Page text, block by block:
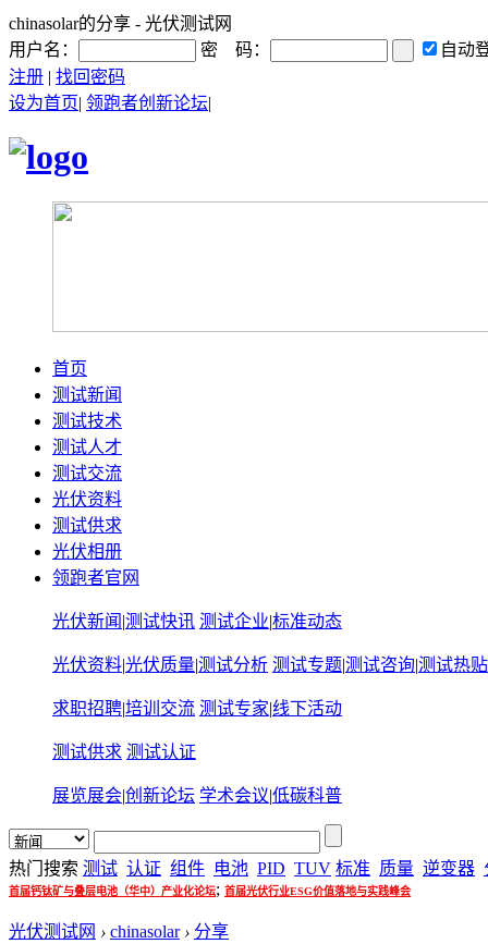
chinasolar的分享 - 光伏测试网
用户名：
密 码：
自动
注册 | 找回密码
设为首页| 领跑者创新论坛|
首页
测试新闻
测试技术
测试人才
测试交流
光伏资料
测试供求
光伏相册
领跑者官网
光伏新闻 |测试快讯 测试企业|标准动态
光伏资料|光伏质量|测试分析 测试专题|测试咨询|测试热贴
求职招聘|培训交流 测试专家|线下活动
测试供求 测试认证
展览展会|创新论坛 学术会议|低碳科普
热门搜索 测试 认证 组件 电池 PID TUV 标准 质量 逆变器
首届钙钛矿与叠层电池（华中）产业化论坛; 首届光伏行业ESG价值落地与实践峰会
光伏测试网 › chinasolar › 分享